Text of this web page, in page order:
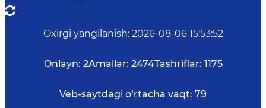
Oxirgi yangilanish: 2026-08-06 15:53:52
Onlayn: 2Amallar: 2474Tashriflar: 1175
Veb-saytdagi o‘rtacha vaqt: 79